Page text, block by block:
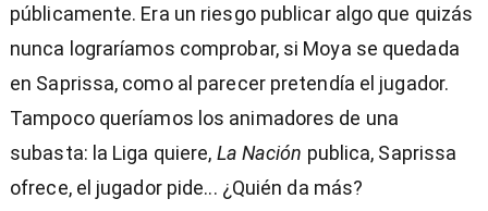
públicamente. Era un riesgo publicar algo que quizás
nunca lograríamos comprobar, si Moya se quedada
en Saprissa, como al parecer pretendía el jugador.
Tampoco queríamos los animadores de una
subasta: la Liga quiere, La Nación publica, Saprissa
ofrece, el jugador pide... ¿Quién da más?